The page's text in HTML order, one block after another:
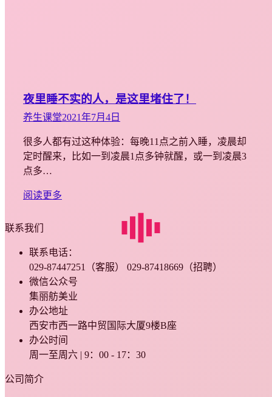
夜里睡不实的人，是这里堵住了！
养生课堂2021年7月4日
很多人都有过这种体验：每晚11点之前入睡，凌晨却
定时醒来，比如一到凌晨1点多钟就醒，或一到凌晨3
点多…
阅读更多
联系我们
联系电话：
029-87447251（客服） 029-87418669（招聘）
微信公众号
集丽舫美业
办公地址
西安市西一路中贸国际大厦9楼B座
办公时间
周一至周六 | 9：00 - 17：30
公司简介